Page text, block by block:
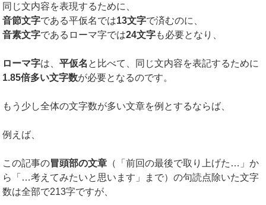
同じ文内容を表現するために、
音節文字である平仮名では13文字で済むのに、
音素文字であるローマ字では24文字も必要となり、
ローマ字は、平仮名 と比べて、同じ文内容を表記するために
1.85倍多い文字数が必要となるのです。
もう少し全体の文字数が多い文章を例とするならば、
例えば、
この記事の冒頭部の文章 （「前回の最後で取り上げた…」か
ら「…考えてみたいと思います」まで）の句読点除いた文字
数は全部で213字ですが、